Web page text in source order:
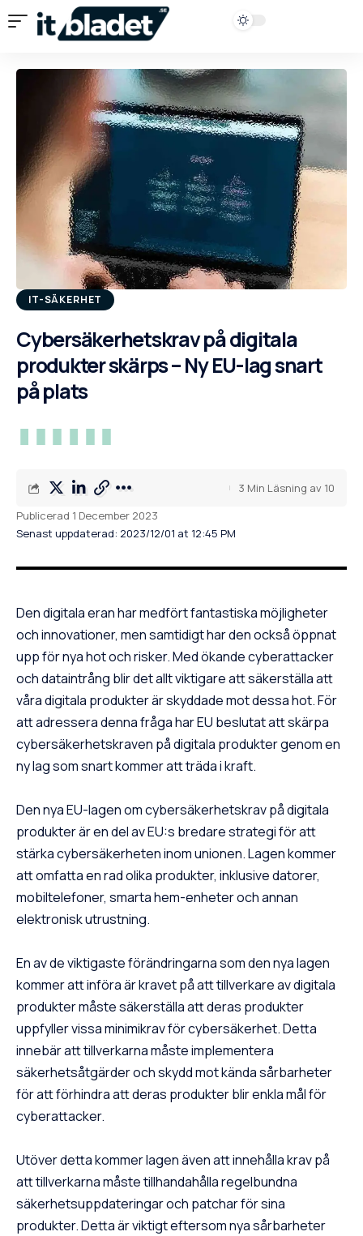
IT-SÄKERHET
Cybersäkerhetskrav på digitala
produkter skärps – Ny EU-lag snart
på plats
Senast uppdaterad: 2023/12/01 at 12:45 PM
Publicerad 1 December 2023
3 Min Läsning av 10
Den digitala eran har medfört fantastiska möjligheter
och innovationer, men samtidigt har den också öppnat
upp för nya hot och risker. Med ökande cyberattacker
och dataintrång blir det allt viktigare att säkerställa att
våra digitala produkter är skyddade mot dessa hot. För
att adressera denna fråga har EU beslutat att skärpa
cybersäkerhetskraven på digitala produkter genom en
ny lag som snart kommer att träda i kraft.
Den nya EU-lagen om cybersäkerhetskrav på digitala
produkter är en del av EU:s bredare strategi för att
stärka cybersäkerheten inom unionen. Lagen kommer
att omfatta en rad olika produkter, inklusive datorer,
mobiltelefoner, smarta hem-enheter och annan
elektronisk utrustning.
En av de viktigaste förändringarna som den nya lagen
kommer att införa är kravet på att tillverkare av digitala
produkter måste säkerställa att deras produkter
uppfyller vissa minimikrav för cybersäkerhet. Detta
innebär att tillverkarna måste implementera
säkerhetsåtgärder och skydd mot kända sårbarheter
för att förhindra att deras produkter blir enkla mål för
cyberattacker.
Utöver detta kommer lagen även att innehålla krav på
att tillverkarna måste tillhandahålla regelbundna
säkerhetsuppdateringar och patchar för sina
produkter. Detta är viktigt eftersom nya sårbarheter